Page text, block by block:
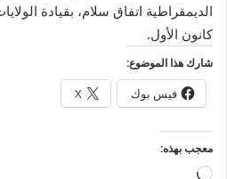
الديمقراطية اتفاق سلام، بقيادة
كانون الأول.
شارك هذا الموضوع:
فيس بوك X
معجب بهذه: